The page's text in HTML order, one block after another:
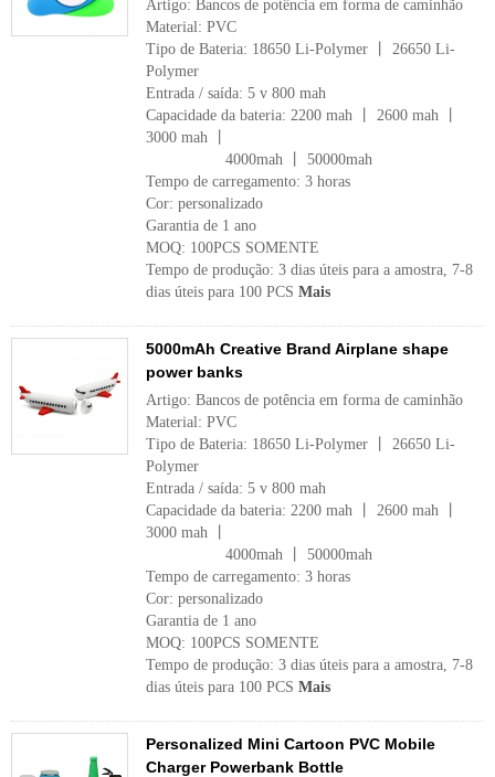
Artigo: Bancos de potência em forma de caminhão
Material: PVC
Tipo de Bateria: 18650 Li-Polymer 丨 26650 Li-
Polymer
Entrada / saída: 5 v 800 mah
Capacidade da bateria: 2200 mah 丨 2600 mah 丨
3000 mah 丨
4000mah 丨 50000mah
Tempo de carregamento: 3 horas
Cor: personalizado
Garantia de 1 ano
MOQ: 100PCS SOMENTE
Tempo de produção: 3 dias úteis para a amostra, 7-8
dias úteis para 100 PCS Mais
5000mAh Creative Brand Airplane shape
power banks
Artigo: Bancos de potência em forma de caminhão
Material: PVC
Tipo de Bateria: 18650 Li-Polymer 丨 26650 Li-
Polymer
Entrada / saída: 5 v 800 mah
Capacidade da bateria: 2200 mah 丨 2600 mah 丨
3000 mah 丨
4000mah 丨 50000mah
Tempo de carregamento: 3 horas
Cor: personalizado
Garantia de 1 ano
MOQ: 100PCS SOMENTE
Tempo de produção: 3 dias úteis para a amostra, 7-8
dias úteis para 100 PCS Mais
Personalized Mini Cartoon PVC Mobile
Charger Powerbank Bottle